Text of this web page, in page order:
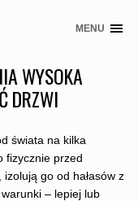
MENU
WYSOKA
DRZWI
świata na kilka
fizycznie przed
go od hałasów z
– lepiej lub